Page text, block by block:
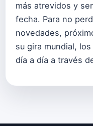
más atrevidos y
fecha. Para no
novedades,
su gira mundial,
día a día a través